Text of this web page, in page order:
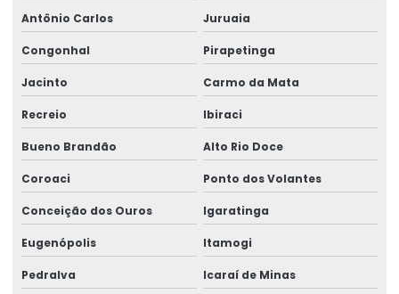
Antônio Carlos Juruaia
Congonhal Pirapetinga
Jacinto Carmo da Mata
Recreio Ibiraci
Bueno Brandão Alto Rio Doce
Coroaci Ponto dos Volantes
Conceição dos Ouros Igaratinga
Eugenópolis Itamogi
Pedralva Icaraí de Minas